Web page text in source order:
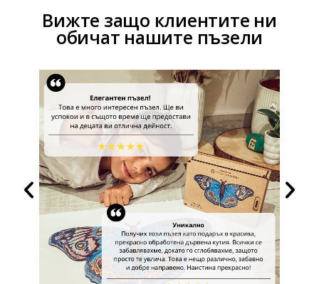
Вижте защо клиентите ни
обичат нашите пъзели